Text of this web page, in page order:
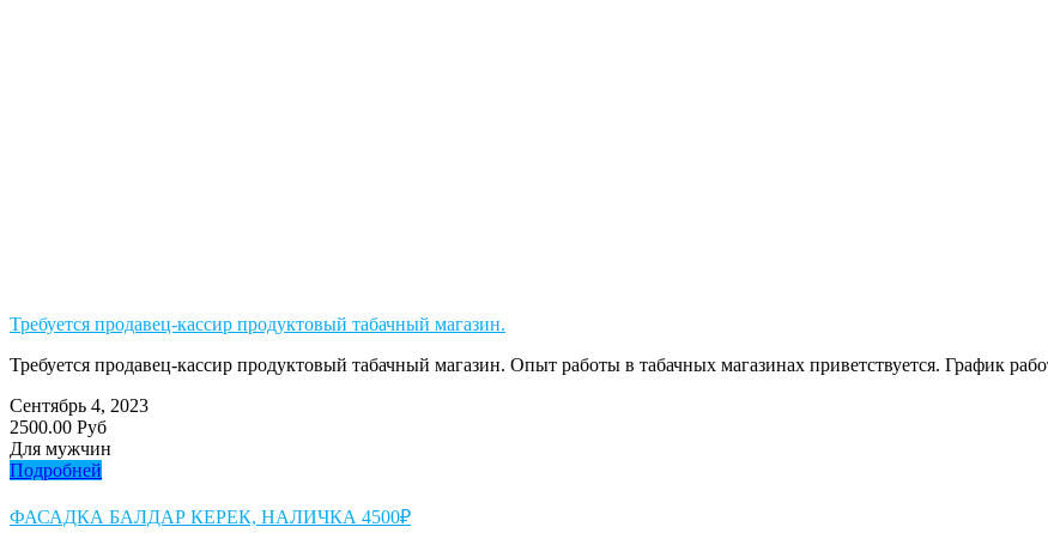
Требуется продавец-кассир продуктовый табачный магазин.
Требуется продавец-кассир продуктовый табачный магазин. Опыт работы в табачных магазинах приветствуется. График
Сентябрь 4, 2023
2500.00 Руб
Для мужчин
Подробней
ФАСАДКА БАЛДАР КЕРЕК, НАЛИЧКА 4500₽